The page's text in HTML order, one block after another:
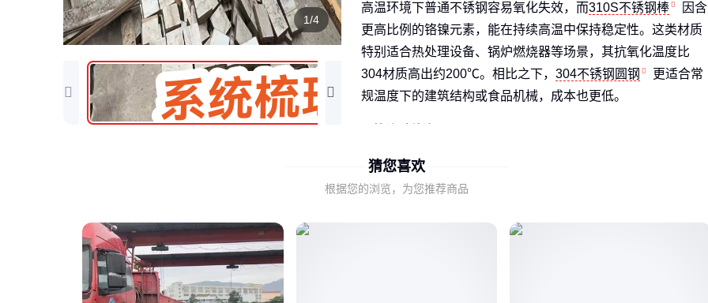
1/4
高温环境下普通不锈钢容易氧化失效，而310S不锈钢棒
因含
更高比例的铬镍元素，能在持续高温中保持稳定性。这类材质
特别适合热处理设备、锅炉燃烧器等场景，其抗氧化温度比
304材质高出约200℃。相比之下， 304不锈钢圆钢
更适合常
规温度下的建筑结构或食品机械，成本也更低。
热膨胀系数
体匹配，减少热应力开裂
猜您喜欢
根据您的浏览，为您推荐商品